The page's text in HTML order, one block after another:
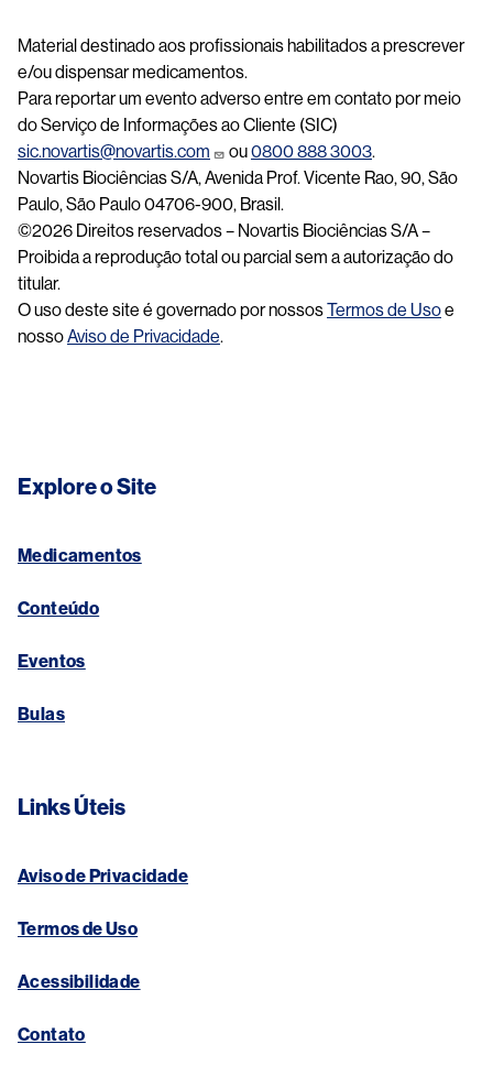
Material destinado aos profissionais habilitados a prescrever
e/ou dispensar medicamentos.
Para reportar um evento adverso entre em contato por meio
do Serviço de Informações ao Cliente (SIC)
sic.novartis@novartis.com
ou0800 888 3003.
Novartis Biociências S/A, Avenida Prof. Vicente Rao, 90, São
Paulo, São Paulo 04706-900, Brasil.
©2026 Direitos reservados – Novartis Biociências S/A –
Proibida a reprodução total ou parcial sem a autorização do
titular.
O uso deste site é governado por nossosTermos de Usoe
nossoAviso de Privacidade.
Explore o Site
Medicamentos
Conteúdo
Eventos
Bulas
Links Úteis
Aviso de Privacidade
Termos de Uso
Acessibilidade
Contato